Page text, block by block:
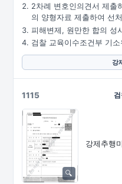
2차례 변호인의견서 제출
의 양형자료 제출하여 선
피해변제, 원만한 합의 성
검찰 교육이수조건부 기
강
1115
강제추행